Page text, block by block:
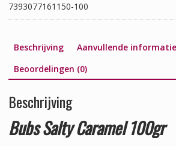
7393077161150-100
Beschrijving
Aanvullende informatie
Beoordelingen (0)
Beschrijving
Bubs Salty Caramel 100gr